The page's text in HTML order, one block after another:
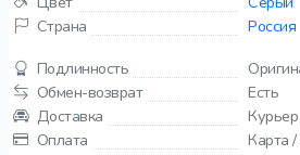
Страна
Россия
Подлинность
Обмен-возврат
Есть
Доставка
Оплата
Карта